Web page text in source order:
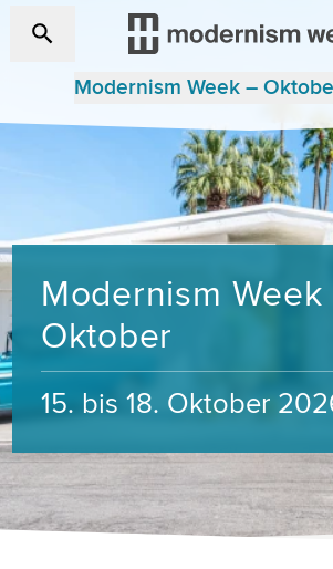
Modernism Week –
Modernism Week
Oktober
15. bis 18. Oktober